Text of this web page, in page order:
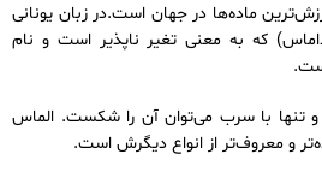
ماده‌ها در جهان است.در زبان یونانی
که به معنی تغیر ناپذیر است و نام
با سرب می‌توان آن را شکست. الماس
و معروف‌تر از انواع دیگرش است.